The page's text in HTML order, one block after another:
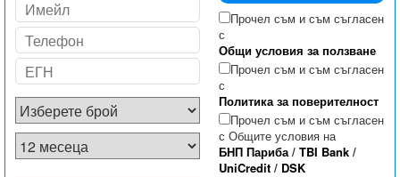
Прочел съм и съм съгласен
с
Общи условия за ползване
Прочел съм и съм съгласен
с
Политика за поверителност
Прочел съм и съм съгласен
с Общите условия на
БНП Париба/ TBI Bank/
UniCredit/ DSK